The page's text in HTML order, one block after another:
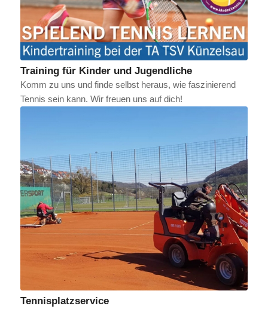
Training für Kinder und Jugendliche
Komm zu uns und finde selbst heraus, wie faszinierend
Tennis sein kann. Wir freuen uns auf dich!
Tennisplatzservice